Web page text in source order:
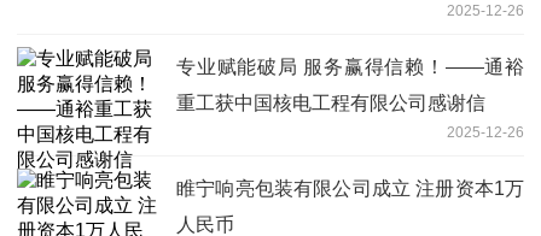
2025-12-26
专业赋能破局 服务赢得信赖！——通裕
重工获中国核电工程有限公司感谢信
2025-12-26
睢宁响亮包装有限公司成立 注册资本1万
人民币